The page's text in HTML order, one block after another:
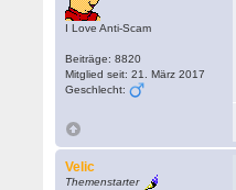
I Love Anti-Scam
Beiträge: 8820
Mitglied seit: 21. März 2017
Geschlecht:
Velic
Themenstarter